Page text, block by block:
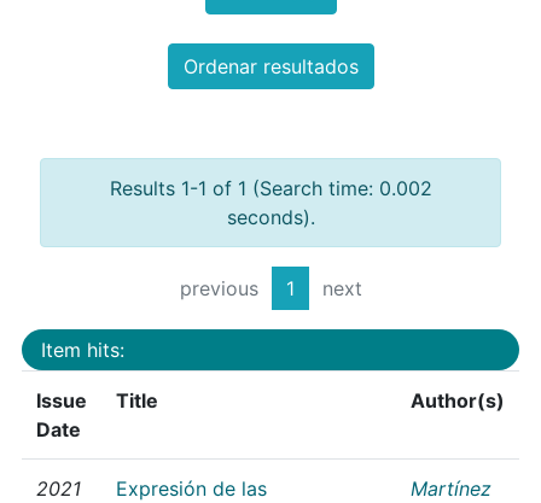
Ordenar resultados
Results 1-1 of 1 (Search time: 0.002
seconds).
previous 1 next
Item hits:
Issue
Date
Title Author(s)
2021
Expresión de las
Martínez